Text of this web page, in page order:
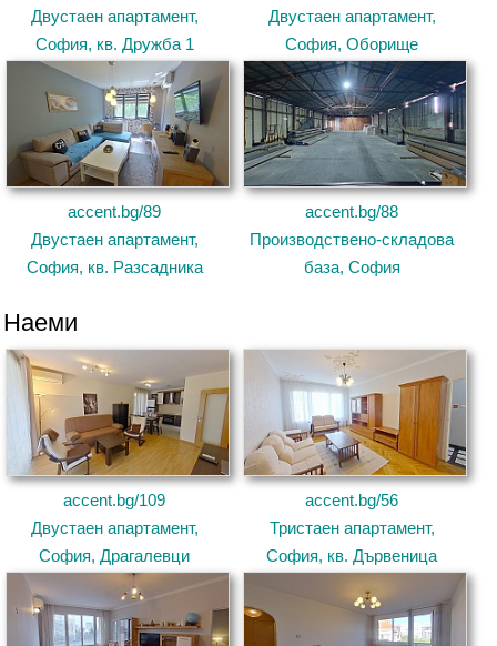
Двустаен апартамент,
София, кв. Дружба 1
Двустаен апартамент,
София, Оборище
accent.bg/89
Двустаен апартамент,
София, кв. Разсадника
accent.bg/88
Производствено-складова
база, София
Наеми
accent.bg/109
Двустаен апартамент,
София, Драгалевци
accent.bg/56
Тристаен апартамент,
София, кв. Дървеница